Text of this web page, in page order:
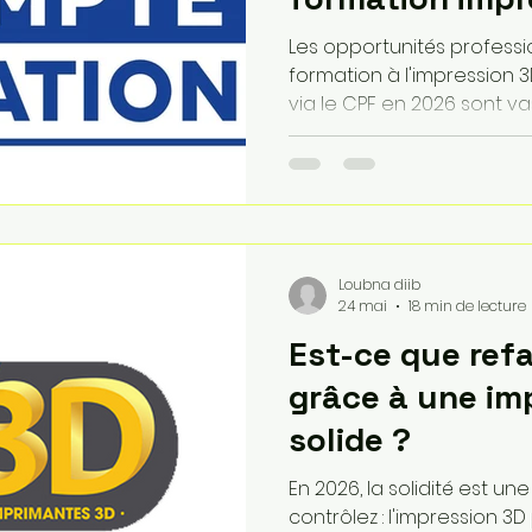
imprimante
Les opportunités
formation à l'impression
via le CPF en 2026 sont
secteurs stratégiques en
En tant que diplômé
avec des salaires
€ bruts mensuels en
Est-ce que
grâce à une
solide ?
En 2026, la solidité est
contrôlez : l'impression
Loubna diib
24 mai
18 min de lecture